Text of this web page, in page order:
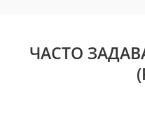
ЧАСТО